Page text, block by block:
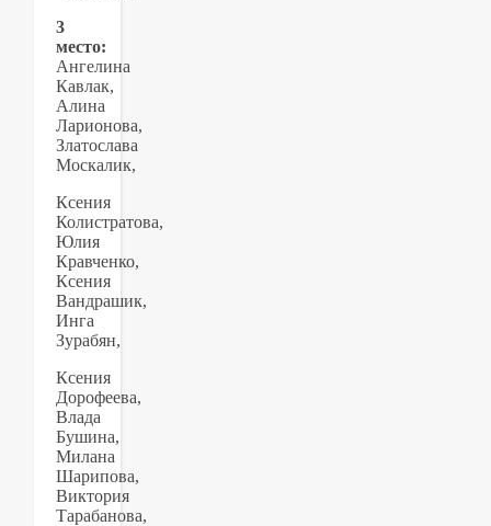
3
место:
Ангелина
Кавлак,
Алина
Ларионова,
Златослава
Москалик,
Ксения
Колистратова,
Юлия
Кравченко,
Ксения
Вандрашик,
Инга
Зурабян,
Ксения
Дорофеева,
Влада
Бушина,
Милана
Шарипова,
Виктория
Тарабанова,